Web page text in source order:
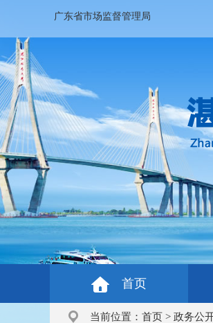
广东省市场监督管理局
首页
当前位置： 首页 > 政务公